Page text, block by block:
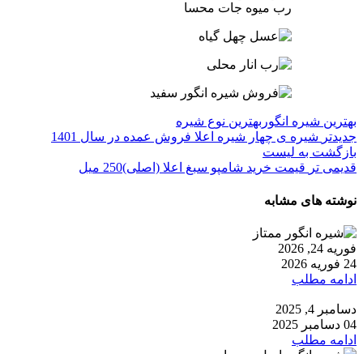
رب میوه جات محسا
بهترین شیره انگور بهترین نوع شیره
جدیدتر شیره ی چهار شیره اعلا فروش عمده در سال 1401
بازگشت به لیست
قدیمی تر قیمت خرید شامپو سبغ اعلا (اصلی)250 میل
نوشته های مشابه
فوریه 24, 2026
24 فوریه 2026
ادامه مطلب
دسامبر 4, 2025
04 دسامبر 2025
ادامه مطلب